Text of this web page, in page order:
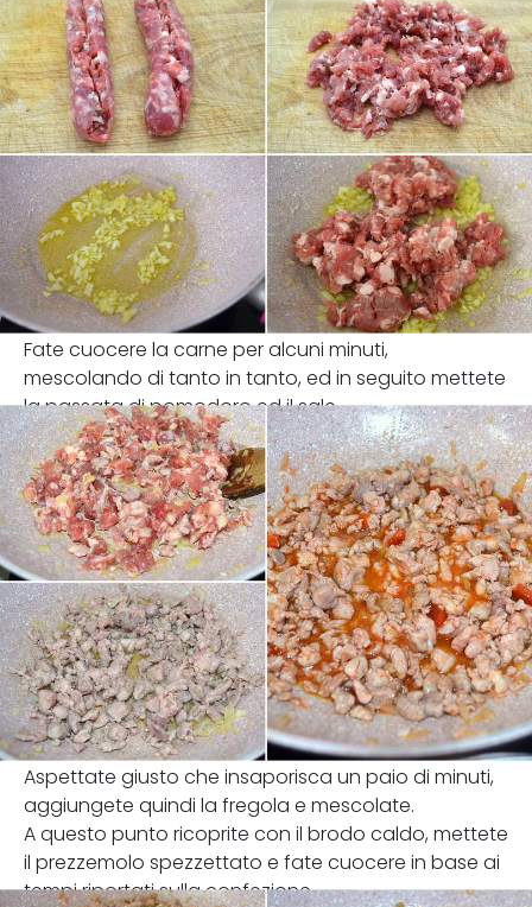
Fate cuocere la carne per alcuni minuti,
mescolando di tanto in tanto, ed in seguito mettete
la passata di pomodoro ed il sale.
Aspettate giusto che insaporisca un paio di minuti,
aggiungete quindi la fregola e mescolate.
A questo punto ricoprite con il brodo caldo, mettete
il prezzemolo spezzettato e fate cuocere in base ai
tempi riportati sulla confezione.